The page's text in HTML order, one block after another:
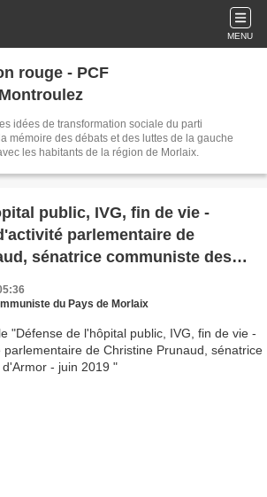
MENU
rouge - PCF
idées de transformation sociale du parti
avec les habitants de la région de Morlaix.
public, IVG, fin de vie -
parlementaire de
sénatrice communiste des
juin 2019
du Pays de Morlaix